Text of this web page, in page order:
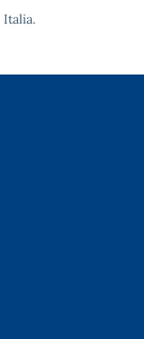
Italia.